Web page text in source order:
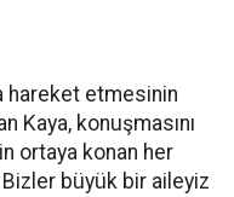
hareket etmesinin
Kaya, konuşmasını
ortaya konan her
Bizler büyük bir aileyiz